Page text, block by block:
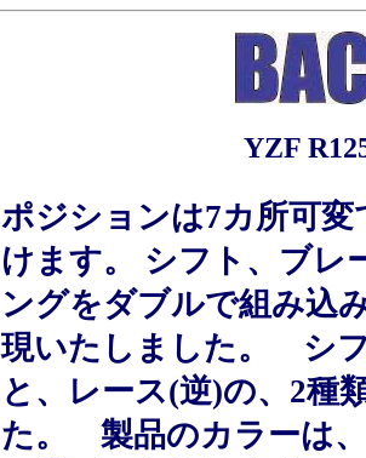
YZF
ポジションは7カ所可
けます。 シフト、ブレ
ングをダブルで組み込
現いたしました。 シ
と、レース(逆)の、2種
た。 製品のカラーは